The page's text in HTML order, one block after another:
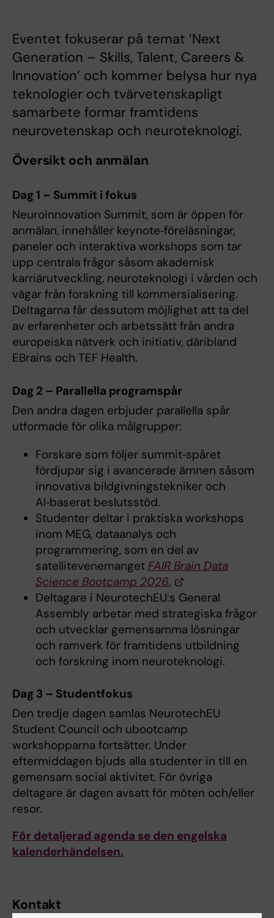
Eventet fokuserar på temat ’Next
Generation – Skills, Talent, Careers &
Innovation’ och kommer belysa hur nya
teknologier och tvärvetenskapligt
samarbete formar framtidens
neurovetenskap och neuroteknologi.
Översikt och anmälan
Dag 1 – Summit i fokus
Neuroinnovation Summit, som är öppen för
anmälan, innehåller keynote‑föreläsningar,
paneler och interaktiva workshops som tar
upp centrala frågor såsom akademisk
karriärutveckling, neuroteknologi i vården och
vägar från forskning till kommersialisering.
Deltagarna får dessutom möjlighet att ta del
av erfarenheter och arbetssätt från andra
europeiska nätverk och initiativ, däribland
EBrains och TEF Health.
Dag 2 – Parallella programspår
Den andra dagen erbjuder parallella spår
utformade för olika målgrupper:
Forskare som följer summit‑spåret
fördjupar sig i avancerade ämnen såsom
innovativa bildgivningstekniker och
AI‑baserat beslutsstöd.
Studenter deltar i praktiska workshops
inom MEG, dataanalys och
programmering, som en del av
satellitevenemanget FAIR Brain Data
Science Bootcamp 2026.
Deltagare i NeurotechEU:s General
Assembly arbetar med strategiska frågor
och utvecklar gemensamma lösningar
och ramverk för framtidens utbildning
och forskning inom neuroteknologi.
Dag 3 – Studentfokus
Den tredje dagen samlas NeurotechEU
Student Council och ubootcamp
workshopparna fortsätter. Under
eftermiddagen bjuds alla studenter in till en
gemensam social aktivitet. För övriga
deltagare är dagen avsatt för möten och/eller
resor.
För detaljerad agenda se den engelska
kalenderhändelsen.
Kontakt